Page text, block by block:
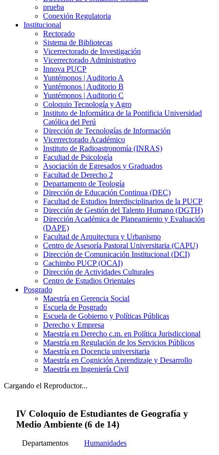
prueba
Conexión Regulatoria
Institucional
Rectorado
Sistema de Bibliotecas
Vicerrectorado de Investigación
Vicerrectorado Administrativo
Innova PUCP
Yuntémonos | Auditorio A
Yuntémonos | Auditorio B
Yuntémonos | Auditorio C
Coloquio Tecnología y Agro
Instituto de Informática de la Pontificia Universidad
Católica del Perú
Dirección de Tecnologías de Información
Vicerrectorado Académico
Instituto de Radioastronomía (INRAS)
Facultad de Psicología
Asociación de Egresados y Graduados
Facultad de Derecho 2
Departamento de Teología
Dirección de Educación Continua (DEC)
Facultad de Estudios Interdisciplinarios de la PUCP
Dirección de Gestión del Talento Humano (DGTH)
Dirección Académica de Planeamiento y Evaluación
(DAPE)
Facultad de Arquitectura y Urbanismo
Centro de Asesoría Pastoral Universitaria (CAPU)
Dirección de Comunicación Institucional (DCI)
Cachimbo PUCP (OCAI)
Dirección de Actividades Culturales
Centro de Estudios Orientales
Posgrado
Maestría en Gerencia Social
Escuela de Posgrado
Escuela de Gobierno y Políticas Públicas
Derecho y Empresa
Maestría en Derecho c.m. en Política Jurisdiccional
Maestría en Regulación de los Servicios Públicos
Maestría en Docencia universitaria
Maestría en Cognición Aprendizaje y Desarrollo
Maestría en Ingeniería Civil
Cargando el Reproductor...
IV Coloquio de Estudiantes de Geografía y
Medio Ambiente (6 de 14)
Departamentos
Humanidades